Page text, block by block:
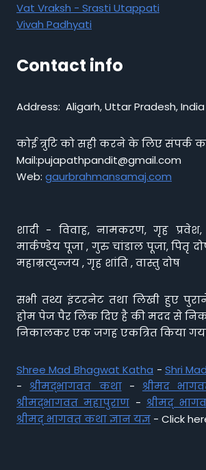
Vat Vraksh - Srasti Utappati
Vivah Padhyati
Contact info
Address: Aligarh, Uttar Pradesh, India
कोई त्रुटि को सही करने के लिए संपर्क
Mail:pujapathpandit@gmail.com
Web: gaurbrahmansamaj.com
शादी - विवाह, नामकरण, गृह
मार्कण्डेय पूजा , गुरु चांडाल पूजा, पितृ
महाम्रत्युन्जय , गृह शांति , वास्तु दोष
सभी तथ्य इंटरनेट तथा लिखी हुए
होम पेज पैर लिंक दिए है की मदद से
निकालकर एक जगह एकत्रित किया
Shree Mad Bhagwat Katha - Shri
- श्रीमद्भागवत कथा- श्रीमद
श्रीमद्भागवत महापुराण - श्रीमद्
श्रीमद् भागवत कथा ज्ञान यज्ञ - Click